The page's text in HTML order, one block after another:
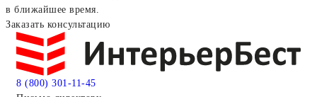
в ближайшее время.
Заказать консультацию
8 (800) 301-11-45